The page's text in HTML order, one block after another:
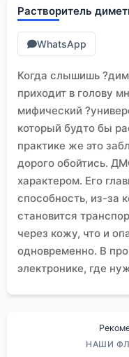
Растворитель
WhatsApp
Когда слышишь
приходит в голову
мифический
который будто бы
практике же это
дорого обойтись.
характером. Его
способность, из-за
становится
через кожу, что и
одновременно. В
электронике, где
пытаются имНАШИ